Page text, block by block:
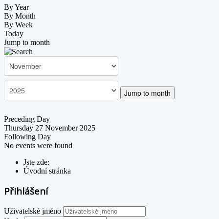
By Year
By Month
By Week
Today
Jump to month
Jump to month
Preceding Day
Thursday 27 November 2025
Following Day
No events were found
Jste zde:
Úvodní stránka
Přihlášení
Uživatelské jméno